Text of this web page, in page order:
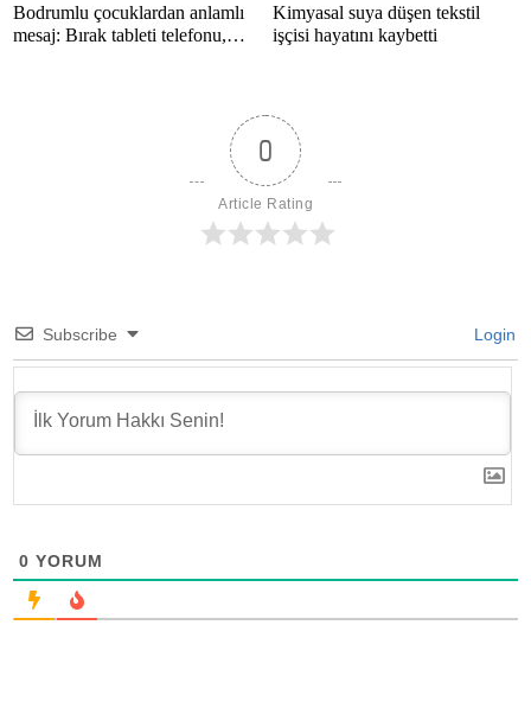
Bodrumlu çocuklardan anlamlı
mesaj: Bırak tableti telefonu,
Kimyasal suya düşen tekstil
işçisi hayatını kaybetti
0
Article Rating
Subscribe Login
0 YORUM